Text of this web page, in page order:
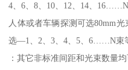
4、6、8、10、12、14、
人体或者车辆探测可选80mm
选—1、2、3、4、5、6……N束
：其它非标准间距和光束数量均